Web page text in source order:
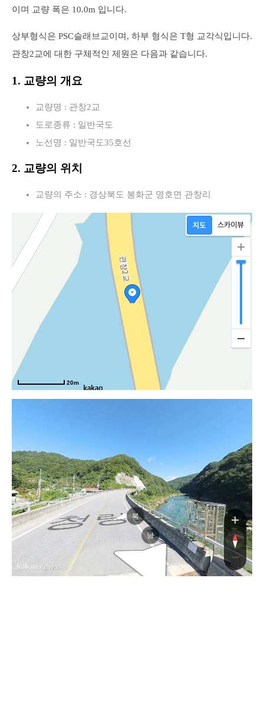
이며 교량 폭은 10.0m 입니다.
상부형식은 PSC슬래브교이며, 하부 형식은 T형 교각식입니다.
관창2교에 대한 구체적인 제원은 다음과 같습니다.
1. 교량의 개요
교량명 : 관창2교
도로종류 : 일반국도
노선명 : 일반국도35호선
2. 교량의 위치
교량의 주소 : 경상북도 봉화군 명호면 관창리
20m
청량로
청량로
북
남
, KnWorks